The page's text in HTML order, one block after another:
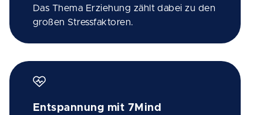
Das Thema Erziehung zählt dabei zu den
großen Stressfaktoren.
Entspannung mit 7Mind